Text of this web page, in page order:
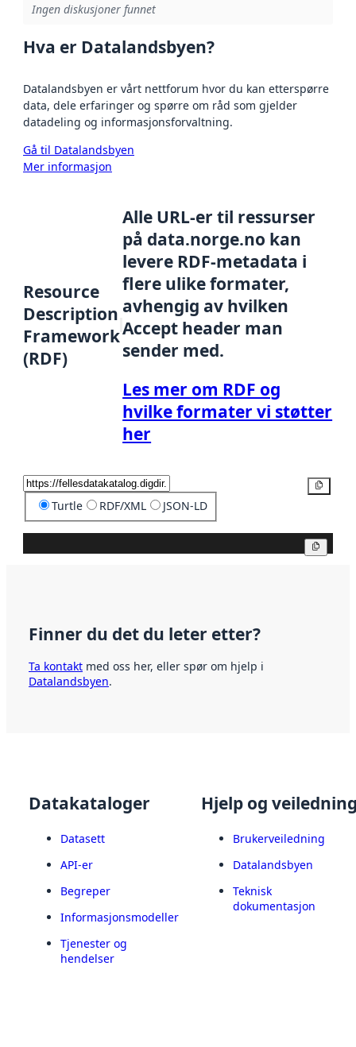
Ingen diskusjoner funnet
Hva er Datalandsbyen?
Datalandsbyen er vårt nettforum hvor du kan etterspørre
data, dele erfaringer og spørre om råd som gjelder
datadeling og informasjonsforvaltning.
Gå til Datalandsbyen
Mer informasjon
Resource
Description
Framework
(RDF)
Alle URL-er til ressurser
på data.norge.no kan
levere RDF-metadata i
flere ulike formater,
avhengig av hvilken
Accept header man
sender med.
Les mer om RDF og
hvilke formater vi støtter
her
Turtle RDF/XML JSON-LD
Finner du det du leter etter?
Ta kontakt med oss her, eller spør om hjelp i
Datalandsbyen.
Datakataloger
Datasett
API-er
Begreper
Informasjonsmodeller
Tjenester og
hendelser
Hjelp og
Brukerveiledning
Datalandsbyen
Teknisk
dokumentasjon